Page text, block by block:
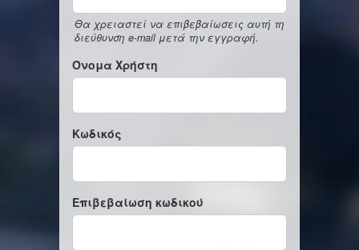
Θα χρειαστεί να επιβεβαίωσεις αυτή τη
διεύθυνση e-mail μετά την εγγραφή.
Όνομα Χρήστη
Κωδικός
Επιβεβαίωση κωδικού